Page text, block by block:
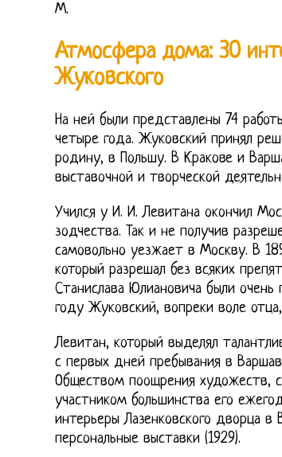
М.
Атмосфера дома: 30
Жуковского
На ней были представлены 74
четыре года. Жуковский принял
родину, в Польшу. В Кракове и
выставочной и творческой
Учился у И. И. Левитана окончил
зодчества. Так и не получив
самовольно уезжает в Москву. В
который разрешал без всяких
Станислава Юлиановича были
году Жуковский, вопреки воле
Левитан, который выделял
с первых дней пребывания в
Обществом поощрения художеств,
участником большинства его
интерьеры Лазенковского дворца
персональные выставки (1929).